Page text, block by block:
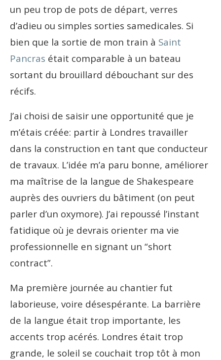
un peu trop de pots de départ, verres
d’adieu ou simples sorties samedicales. Si
bien que la sortie de mon train à Saint
Pancras était comparable à un bateau
sortant du brouillard débouchant sur des
récifs.
J’ai choisi de saisir une opportunité que je
m’étais créée: partir à Londres travailler
dans la construction en tant que conducteur
de travaux. L’idée m’a paru bonne, améliorer
ma maîtrise de la langue de Shakespeare
auprès des ouvriers du bâtiment (on peut
parler d’un oxymore). J’ai repoussé l’instant
fatidique où je devrais orienter ma vie
professionnelle en signant un “short
contract”.
Ma première journée au chantier fut
laborieuse, voire désespérante. La barrière
de la langue était trop importante, les
accents trop acérés. Londres était trop
grande, le soleil se couchait trop tôt à mon